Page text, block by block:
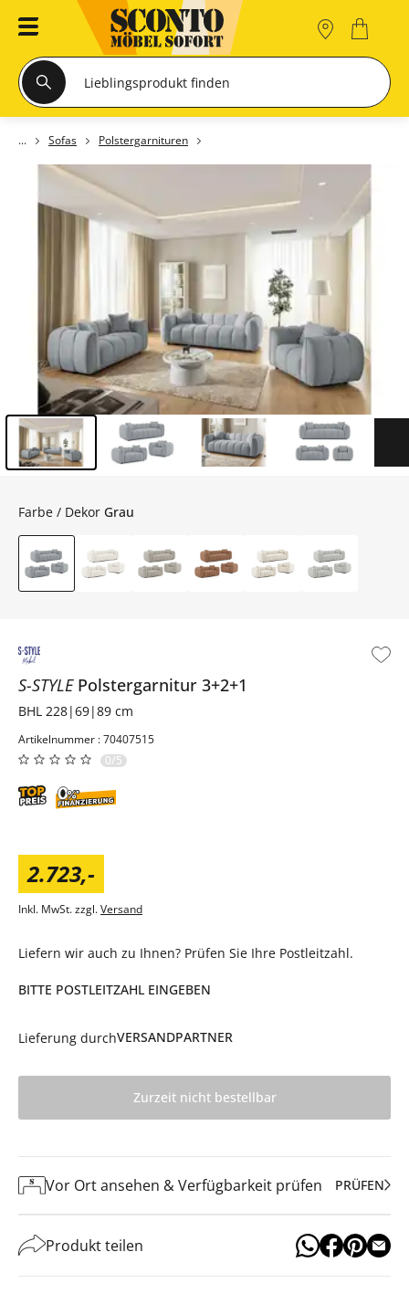
Sofas Polstergarnituren
S-STYLE Polstergarnitur 3+2+1
BHL 228|69|89 cm
Artikelnummer : 70407515
0/5
2.723,-
Inkl. MwSt. zzgl.Versand
Farbe / Dekor Grau
Liefern wir auch zu Ihnen? Prüfen Sie Ihre Postleitzahl.
BITTE POSTLEITZAHL EINGEBEN
Lieferung durchVERSANDPARTNER
Zurzeit nicht bestellbar
Vor Ort ansehen & Verfügbarkeit prüfen PRÜFEN
Produkt teilen